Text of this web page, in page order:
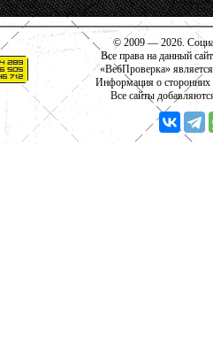
© 2009 — 2026.
Все права на данный
«ВебПроверка»
Информация о сторонних
Все сайты